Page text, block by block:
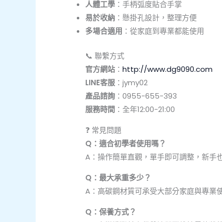
人體工學 ：手柄弧度貼合手掌
易於收納 ：懸掛孔設計，整理方便
多場合適用 ：從家庭到專業都能使用
📞 聯繫方式
官方網站 ：http://www.dg9090.com
LINE客服 ：jymy02
產品諮詢 ：0955-655-393
服務時間 ：全年12:00-21:00
❓ 常見問題
Q：適合初學者使用嗎？
A：操作簡單直觀，單手即可調整，新手
Q：最大承重多少？
A：高碳鋼材質可承受大部分家庭與專業
Q：保養方式？